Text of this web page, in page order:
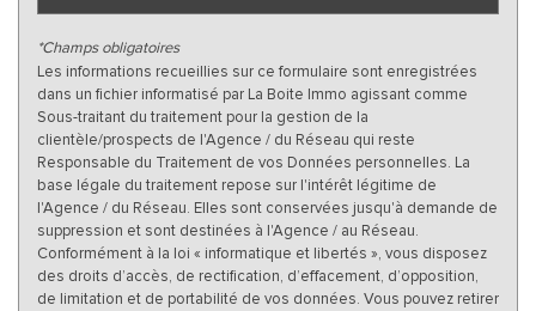
*Champs obligatoires
Les informations recueillies sur ce formulaire sont enregistrées
dans un fichier informatisé par La Boite Immo agissant comme
Sous-traitant du traitement pour la gestion de la
clientèle/prospects de l'Agence / du Réseau qui reste
Responsable du Traitement de vos Données personnelles. La
base légale du traitement repose sur l'intérêt légitime de
l'Agence / du Réseau. Elles sont conservées jusqu'à demande de
suppression et sont destinées à l'Agence / au Réseau.
Conformément à la loi « informatique et libertés », vous disposez
des droits d’accès, de rectification, d’effacement, d’opposition,
de limitation et de portabilité de vos données. Vous pouvez retirer